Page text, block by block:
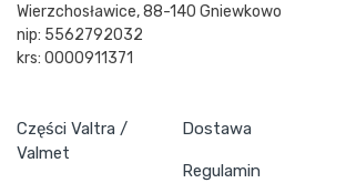
Wierzchosławice, 88-140 Gniewkowo
nip: 5562792032
krs: 0000911371
Części Valtra /
Valmet
Dostawa
Regulamin